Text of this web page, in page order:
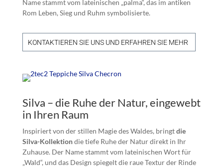
Name stammt vom lateinischen „palma“, das im antiken
Rom Leben, Sieg und Ruhm symbolisierte.
KONTAKTIEREN SIE UNS UND ERFAHREN SIE MEHR
Silva – die Ruhe der Natur, eingewebt
in Ihren Raum
Inspiriert von der stillen Magie des Waldes, bringtdie
Silva-Kollektiondie tiefe Ruhe der Natur direkt in Ihr
Zuhause. Der Name stammt vom lateinischen Wort für
„Wald“, und das Design spiegelt die raue Textur der Rinde